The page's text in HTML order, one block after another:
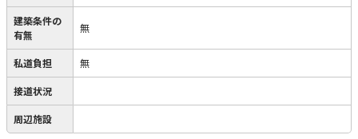
建築条件の
有無
無
私道負担 無
接道状況
周辺施設